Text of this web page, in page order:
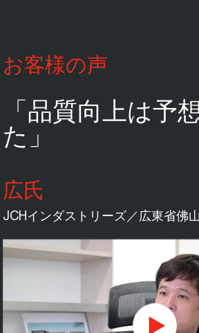
お客様の声
「品質向上は予
た」
広氏
JCHインダストリーズ／広東省佛